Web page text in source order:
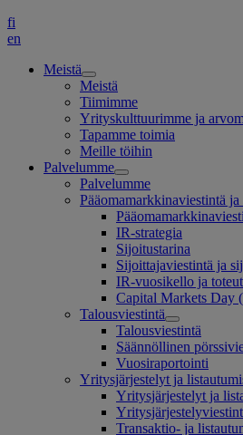
fi
en
Meistä
Meistä
Tiimimme
Yrityskulttuurimme ja
Tapamme toimia
Meille töihin
Palvelumme
Palvelumme
Pääomamarkkinaviestintä
IR-strategia
Sijoitustarina
Sijoittajaviestintä ja
IR-vuosikello ja
Capital Markets Day
Talousviestintä
Talousviestintä
Säännöllinen
Vuosiraportointi
Yritysjärjestelyt ja
Yritysjärjestelyt ja
Transaktio- ja